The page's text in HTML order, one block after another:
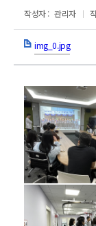
작성자 : 관리자
img_0.jpg